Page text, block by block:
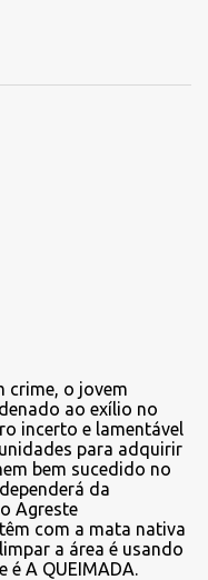
crime, o jovem
ao exílio no
incerto e lamentável
para adquirir
bem sucedido no
da
Agreste
com a mata nativa
a área é usando
é A QUEIMADA.